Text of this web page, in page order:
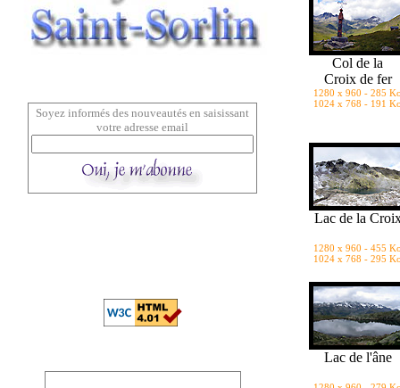
Soyez informés des nouveautés en saisissant
votre adresse email
Col de la
Croix de fer
1280 x 960 - 285
1024 x 768 - 191
Lac de la
1280 x 960 - 455
1024 x 768 - 295
Lac de l'âne